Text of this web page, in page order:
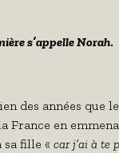
s’appelle Norah.
des années que
France en
sa fille « car j’ai à te